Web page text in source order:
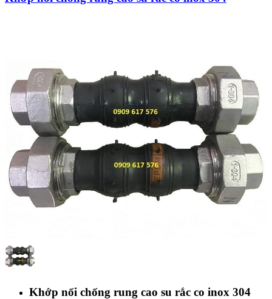
Khớp nối chống rung cao su rắc co inox 304